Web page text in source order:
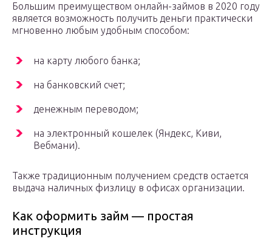
Большим преимуществом онлайн-займов в 2020 году
является возможность получить деньги практически
мгновенно любым удобным способом:
на карту любого банка;
на банковский счет;
денежным переводом;
на электронный кошелек (Яндекс, Киви,
Вебмани).
Также традиционным получением средств остается
выдача наличных физлицу в офисах организации.
Как оформить займ — простая
инструкция